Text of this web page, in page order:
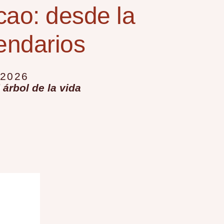
desde la
de la vida